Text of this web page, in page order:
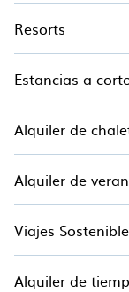
Resorts
Estancias a
Alquiler de
Alquiler de
Viajes
Alquiler de